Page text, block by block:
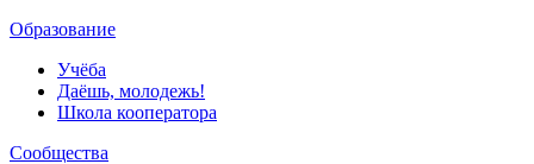
Образование
Учёба
Даёшь, молодежь!
Школа кооператора
Сообщества